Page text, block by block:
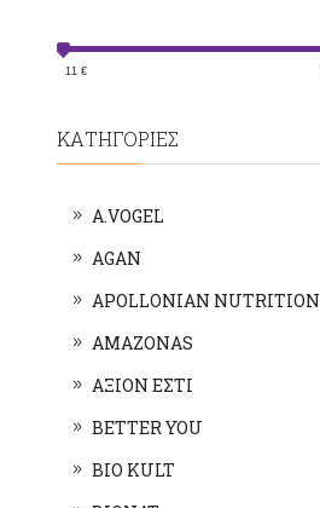
11 €
ΚΑΤΗΓΟΡΙΕΣ
A.VOGEL
AGAN
APOLLONIAN NUTRITION
AMAZONAS
ΑΞΙΟΝ ΕΣΤΙ
BETTER YOU
BIO KULT